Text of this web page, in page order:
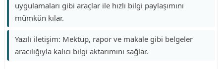
uygulamaları gibi araçlar ile hızlı bilgi paylaşımını
mümkün kılar.
Yazılı iletişim: Mektup, rapor ve makale gibi belgeler
aracılığıyla kalıcı bilgi aktarımını sağlar.